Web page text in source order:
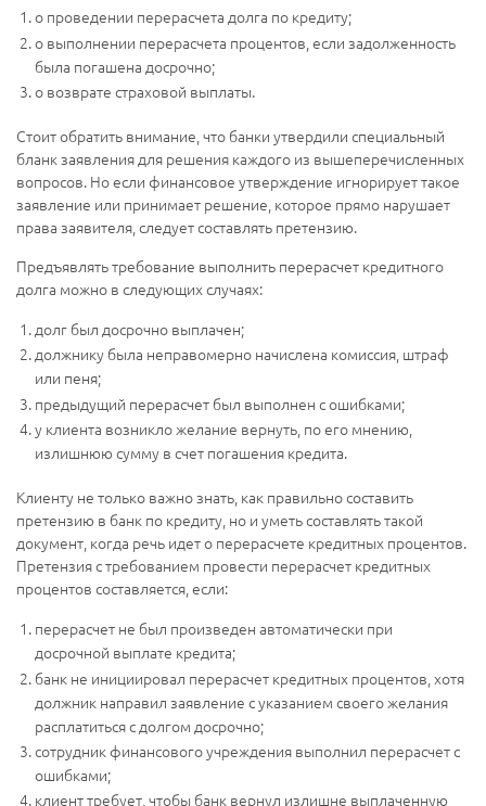
о проведении перерасчета долга по кредиту;
о выполнении перерасчета процентов, если задолженность
была погашена досрочно;
о возврате страховой выплаты.
Стоит обратить внимание, что банки утвердили специальный
бланк заявления для решения каждого из вышеперечисленных
вопросов. Но если финансовое утверждение игнорирует такое
заявление или принимает решение, которое прямо нарушает
права заявителя, следует составлять претензию.
Предъявлять требование выполнить перерасчет кредитного
долга можно в следующих случаях:
долг был досрочно выплачен;
должнику была неправомерно начислена комиссия, штраф
или пеня;
предыдущий перерасчет был выполнен с ошибками;
у клиента возникло желание вернуть, по его мнению,
излишнюю сумму в счет погашения кредита.
Клиенту не только важно знать, как правильно составить
претензию в банк по кредиту, но и уметь составлять такой
документ, когда речь идет о перерасчете кредитных процентов.
Претензия с требованием провести перерасчет кредитных
процентов составляется, если:
перерасчет не был произведен автоматически при
досрочной выплате кредита;
банк не инициировал перерасчет кредитных процентов, хотя
должник направил заявление с указанием своего желания
расплатиться с долгом досрочно;
сотрудник финансового учреждения выполнил перерасчет с
ошибками;
клиент требует, чтобы банк вернул излишне выплаченную